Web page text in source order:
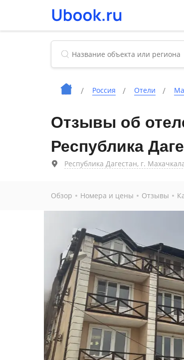
Россия Отели
Отзывы об
Республика
Республика Дагестан, г.
Обзор Номера и цены Отзывы